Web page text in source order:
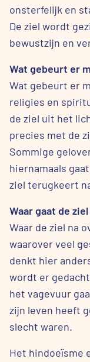
onsterfelijk en
De ziel wordt
bewustzijn en
Wat gebeurt er
Wat gebeurt er
religies en
de ziel uit het
precies met de
Sommige
hiernamaals
ziel terugkeert
Waar gaat de
Waar de ziel na
waarover veel
denkt hier
wordt er
het vagevuur
zijn leven heeft
slecht waren.
Het hindoeïsme